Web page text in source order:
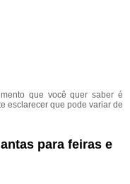
que você quer saber é
esclarecer que pode variar de
para feiras e